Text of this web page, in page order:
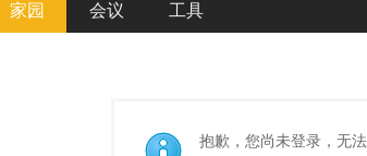
家园 会议 工具
抱歉，您尚未登录，无